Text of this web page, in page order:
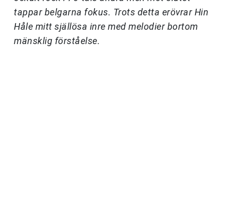
tappar belgarna fokus. Trots detta erövrar Hin
Håle mitt själlösa inre med melodier bortom
mänsklig förståelse.